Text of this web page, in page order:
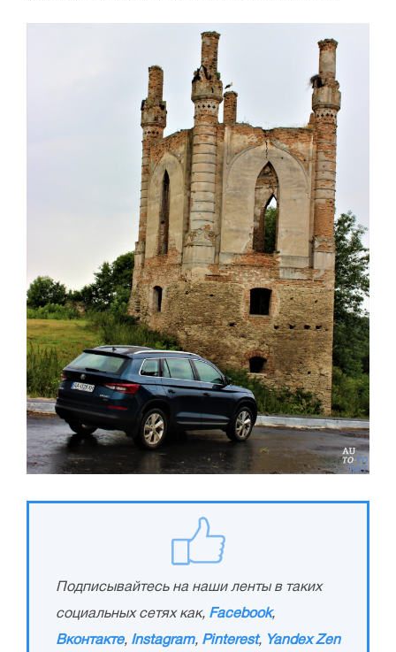
Подписывайтесь на наши ленты в таких
социальных сетях как, Facebook,
Вконтакте, Instagram, Pinterest, Yandex Zen